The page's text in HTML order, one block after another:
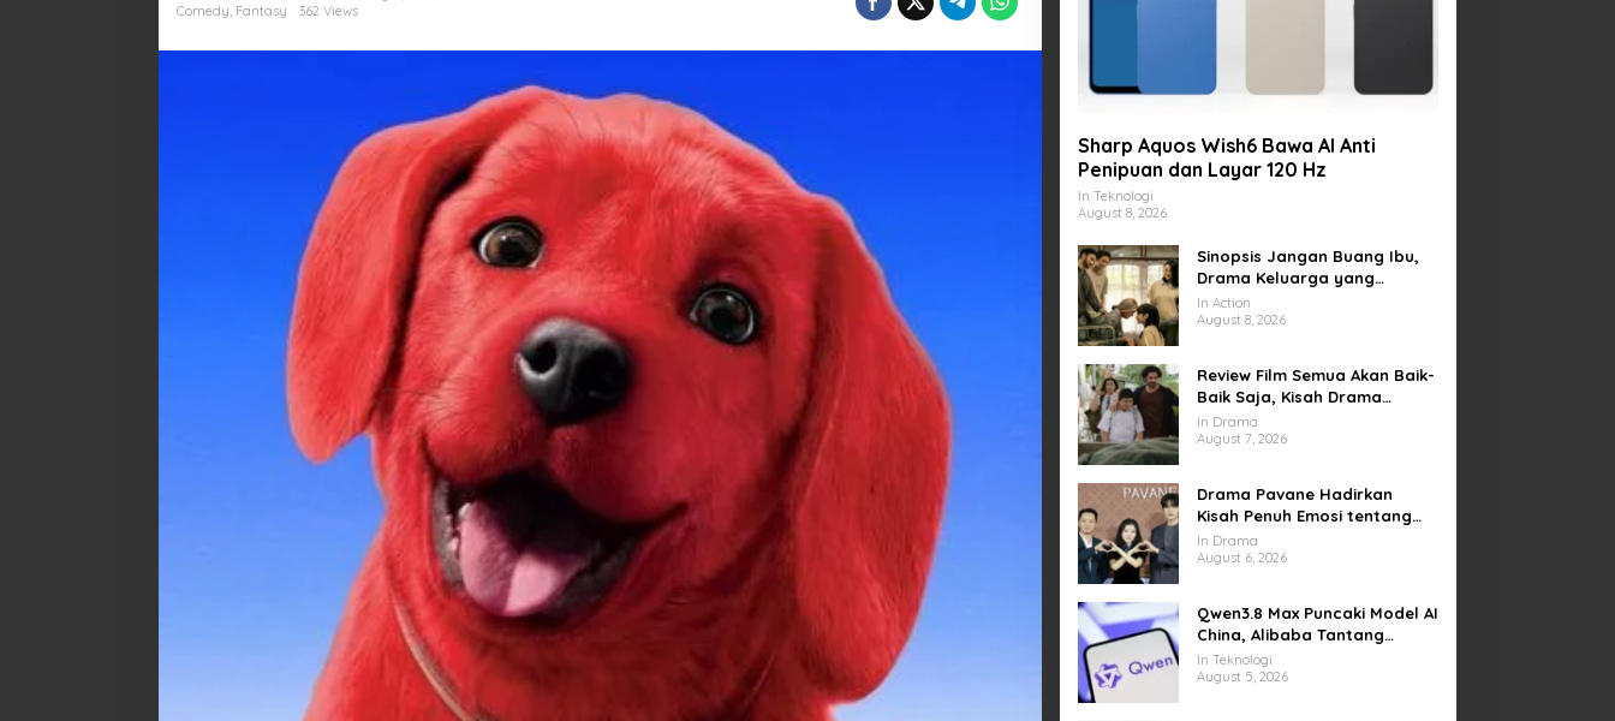
Besar
Anjing
Comedy, Fantasy 362 Views
Sharp Aquos Wish6 Bawa AI Anti
Penipuan dan Layar 120 Hz
In Teknologi
August 8, 2026
Sinopsis Jangan Buang Ibu,
Drama Keluarga yang
Menyentuh tentang Kasih
Sayang dan Bakti kepada
In Action
August 8, 2026
Review Film Semua Akan Baik-
Baik Saja, Kisah Drama
Keluarga yang Sarat Makna
tentang Kehilangan dan
In Drama
August 7, 2026
Drama Pavane Hadirkan
Kisah Penuh Emosi tentang
Cinta, Penyesalan, dan
Kesempatan Memulai Kembali
In Drama
August 6, 2026
Qwen3.8 Max Puncaki Model AI
China, Alibaba Tantang
Pemain Global
In Teknologi
August 5, 2026